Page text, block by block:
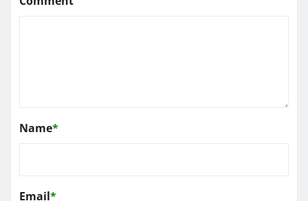
Name*
Email*